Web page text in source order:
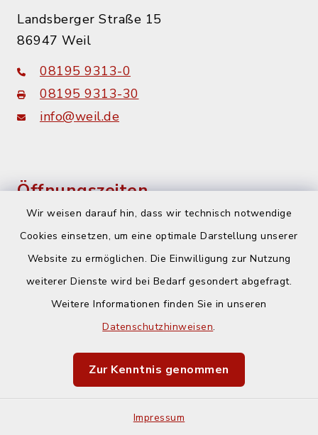
Wir weisen darauf hin, dass wir technisch notwendige
Cookies einsetzen, um eine optimale Darstellung unserer
Website zu ermöglichen. Die Einwilligung zur Nutzung
weiterer Dienste wird bei Bedarf gesondert abgefragt.
Weitere Informationen finden Sie in unseren
Datenschutzhinweisen.
Zur Kenntnis genommen
Impressum
Landsberger Straße 15
86947 Weil
08195 9313-0
08195 9313-30
info@weil.de
Öffnungszeiten
Mittwoch:
geschlossen
07:30-12:00 Uhr und
14:00-18:00 Uhr